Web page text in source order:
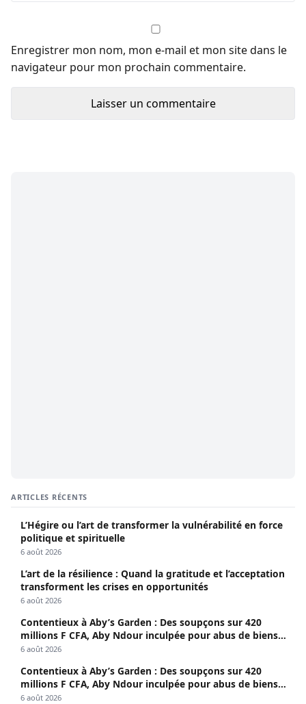
Enregistrer mon nom, mon e-mail et mon site dans le
navigateur pour mon prochain commentaire.
ARTICLES RÉCENTS
L’Hégire ou l’art de transformer la vulnérabilité en force
politique et spirituelle
6 août 2026
L’art de la résilience : Quand la gratitude et l’acceptation
transforment les crises en opportunités
6 août 2026
Contentieux à Aby’s Garden : Des soupçons sur 420
millions F CFA, Aby Ndour inculpée pour abus de biens
sociaux
6 août 2026
Contentieux à Aby’s Garden : Des soupçons sur 420
millions F CFA, Aby Ndour inculpée pour abus de biens
sociaux
6 août 2026